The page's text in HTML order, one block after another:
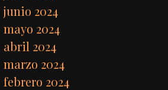
junio 2024
mayo 2024
abril 2024
marzo 2024
febrero 2024